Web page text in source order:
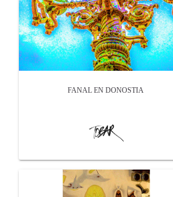
FANAL EN DONOSTIA